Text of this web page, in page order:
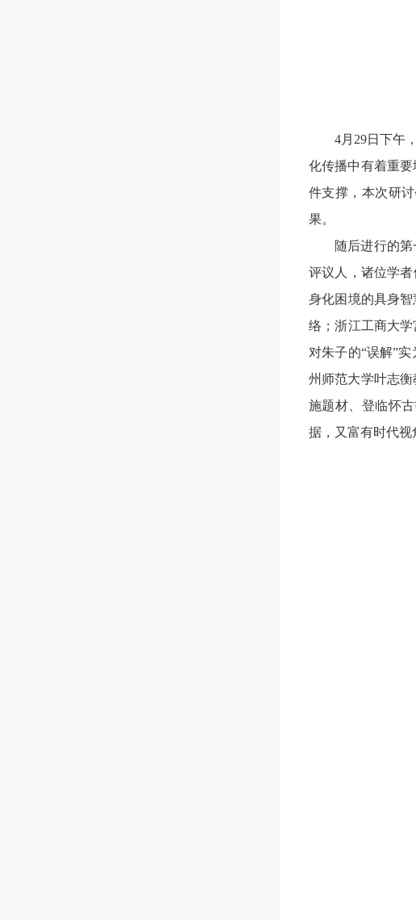
4月29日下午
化传播中有着重
件支撑，本次研
果。
随后进行的
评议人，诸位学
身化困境的具身
络；浙江工商大
对朱子的“误解”
州师范大学叶志
施题材、登临怀
据，又富有时代视